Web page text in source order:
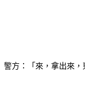
警方：「來，拿出來，